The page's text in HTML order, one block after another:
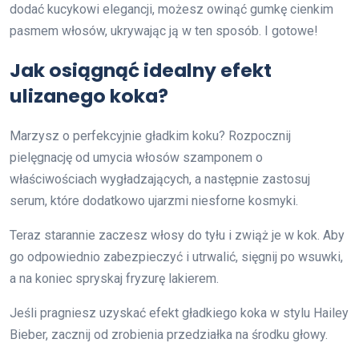
dodać kucykowi elegancji, możesz owinąć gumkę cienkim
pasmem włosów, ukrywając ją w ten sposób. I gotowe!
Jak osiągnąć idealny efekt
ulizanego koka?
Marzysz o perfekcyjnie gładkim koku? Rozpocznij
pielęgnację od umycia włosów szamponem o
właściwościach wygładzających, a następnie zastosuj
serum, które dodatkowo ujarzmi niesforne kosmyki.
Teraz starannie zaczesz włosy do tyłu i zwiąż je w kok. Aby
go odpowiednio zabezpieczyć i utrwalić, sięgnij po wsuwki,
a na koniec spryskaj fryzurę lakierem.
Jeśli pragniesz uzyskać efekt gładkiego koka w stylu Hailey
Bieber, zacznij od zrobienia przedziałka na środku głowy.